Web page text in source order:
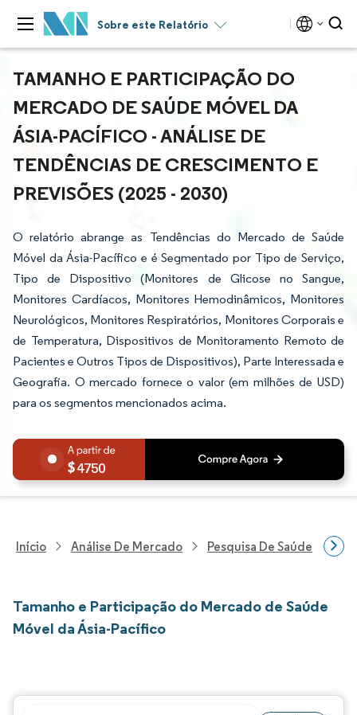
Sobre este Relatório
TAMANHO E PARTICIPAÇÃO DO
MERCADO DE SAÚDE MÓVEL DA
ÁSIA-PACÍFICO - ANÁLISE DE
TENDÊNCIAS DE CRESCIMENTO E
PREVISÕES (2025 - 2030)
O relatório abrange as Tendências do Mercado de Saúde
Móvel da Ásia-Pacífico e é Segmentado por Tipo de Serviço,
Tipo de Dispositivo (Monitores de Glicose no Sangue,
Monitores Cardíacos, Monitores Hemodinâmicos, Monitores
Neurológicos, Monitores Respiratórios, Monitores Corporais e
de Temperatura, Dispositivos de Monitoramento Remoto de
Pacientes e Outros Tipos de Dispositivos), Parte Interessada e
Geografia. O mercado fornece o valor (em milhões de USD)
para os segmentos mencionados acima.
4750
Início Análise De Mercado Pesquisa De Saúde
Tamanho e Participação do Mercado de Saúde
Móvel da Ásia-Pacífico